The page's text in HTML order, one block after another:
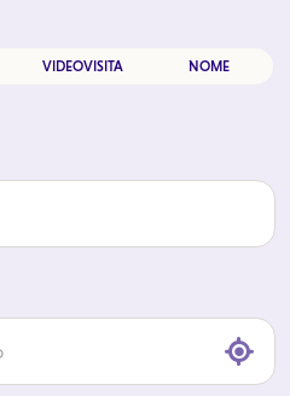
VIDEOVISITA NOME